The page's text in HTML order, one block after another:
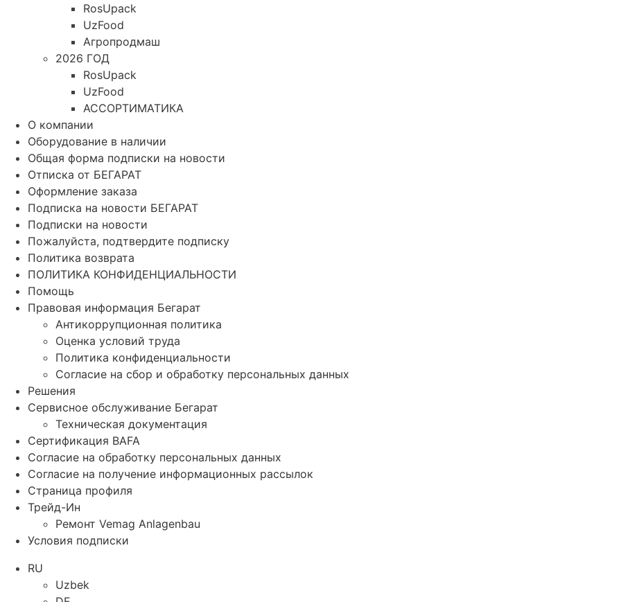
RosUpack
UzFood
Агропродмаш
2026 ГОД
RosUpack
UzFood
АССОРТИМАТИКА
О компании
Оборудование в наличии
Общая форма подписки на новости
Отписка от БЕГАРАТ
Оформление заказа
Подписка на новости БЕГАРАТ
Подписки на новости
Пожалуйста, подтвердите подписку
Политика возврата
ПОЛИТИКА КОНФИДЕНЦИАЛЬНОСТИ
Помощь
Правовая информация Бегарат
Антикоррупционная политика
Оценка условий труда
Политика конфиденциальности
Согласие на сбор и обработку персональных данных
Решения
Сервисное обслуживание Бегарат
Техническая документация
Сертификация BAFA
Согласие на обработку персональных данных
Согласие на получение информационных рассылок
Страница профиля
Трейд-Ин
Ремонт Vemag Anlagenbau
Условия подписки
RU
Uzbek